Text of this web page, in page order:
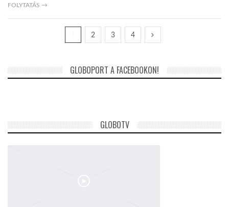
FOLYTATÁS →
2 3 4
GLOBOPORT A FACEBOOKON!
GLOBOTV